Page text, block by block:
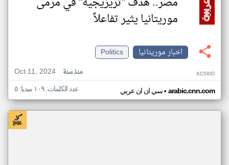
موريتانيا يثير تفاعلاً
اخبار موريتانيا
Politics
Oct 11, 2024
منذ سنة AC58ID
سي ان ان عربي• arabic.cnn.com عدد الكلمات: ١٠٩ ميديا: ٥